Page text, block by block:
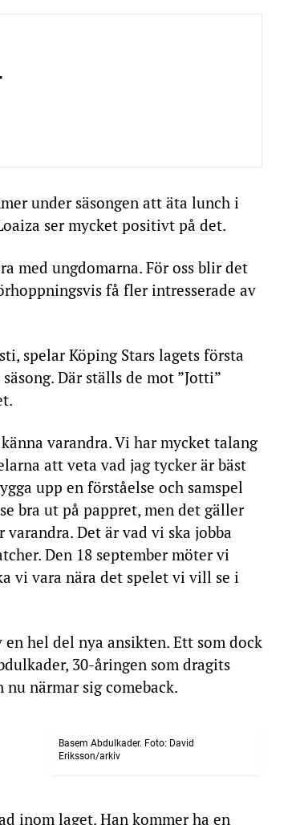
under säsongen att äta lunch i
ser mycket positivt på det.
med ungdomarna. För oss blir det
få fler intresserade av
spelar Köping Stars lagets första
Där ställs de mot ”Jotti”
varandra. Vi har mycket talang
att veta vad jag tycker är bäst
upp en förståelse och samspel
bra ut på pappret, men det gäller
Det är vad vi ska jobba
Den 18 september möter vi
vi vara nära det spelet vi vill se i
en hel del nya ansikten. Ett som dock
30-åringen som dragits
närmar sig comeback.
Basem Abdulkader. Foto: David
Eriksson/arkiv
inom laget. Han kommer ha en